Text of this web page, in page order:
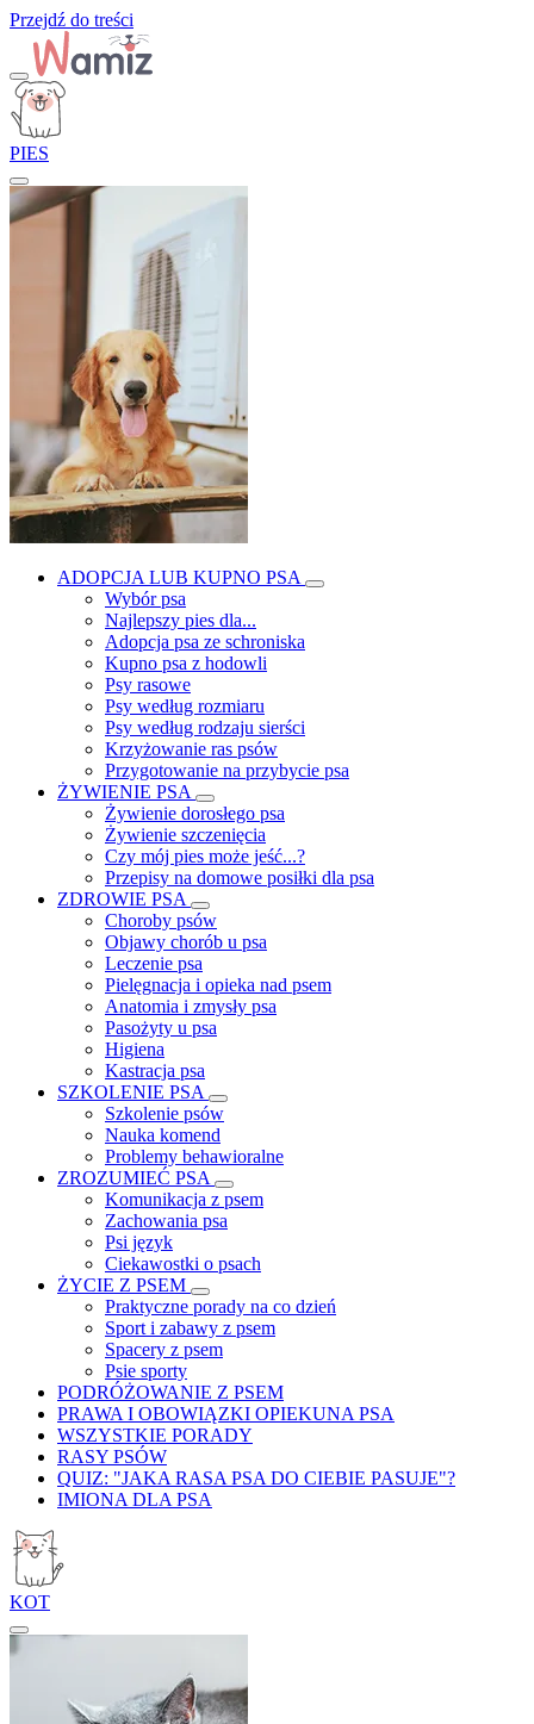
Przejdź do treści
PIES
ADOPCJA LUB KUPNO PSA
Wybór psa
Najlepszy pies dla...
Adopcja psa ze schroniska
Kupno psa z hodowli
Psy rasowe
Psy według rozmiaru
Psy według rodzaju sierści
Krzyżowanie ras psów
Przygotowanie na przybycie psa
ŻYWIENIE PSA
Żywienie dorosłego psa
Żywienie szczenięcia
Czy mój pies może jeść...?
Przepisy na domowe posiłki dla psa
ZDROWIE PSA
Choroby psów
Objawy chorób u psa
Leczenie psa
Pielęgnacja i opieka nad psem
Anatomia i zmysły psa
Pasożyty u psa
Higiena
Kastracja psa
SZKOLENIE PSA
Szkolenie psów
Nauka komend
Problemy behawioralne
ZROZUMIEĆ PSA
Komunikacja z psem
Zachowania psa
Psi język
Ciekawostki o psach
ŻYCIE Z PSEM
Praktyczne porady na co dzień
Sport i zabawy z psem
Spacery z psem
Psie sporty
PODRÓŻOWANIE Z PSEM
PRAWA I OBOWIĄZKI OPIEKUNA PSA
WSZYSTKIE PORADY
RASY PSÓW
QUIZ: "JAKA RASA PSA DO CIEBIE PASUJE"?
IMIONA DLA PSA
KOT